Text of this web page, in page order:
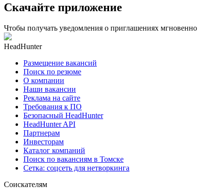
Скачайте приложение
Чтобы получать уведомления о приглашениях мгновенно
HeadHunter
Размещение вакансий
Поиск по резюме
О компании
Наши вакансии
Реклама на сайте
Требования к ПО
Безопасный HeadHunter
HeadHunter API
Партнерам
Инвесторам
Каталог компаний
Поиск по вакансиям в Томске
Сетка: соцсеть для нетворкинга
Соискателям